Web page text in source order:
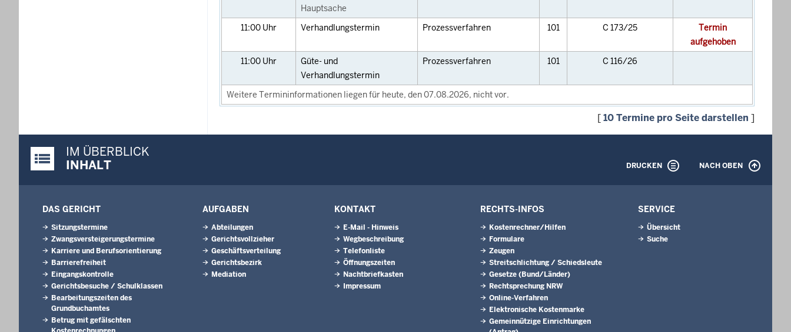
Hauptsache
11:00 Uhr Verhandlungstermin Prozessverfahren 101 C 173/25
Termin
aufgehoben
11:00 Uhr
Güte- und
Verhandlungstermin
Prozessverfahren 101 C 116/26
Weitere Termininformationen liegen für heute, den 07.08.2026, nicht vor.
[10 Termine pro Seite darstellen ]
Justiz-Portal im Überblick:
IM ÜBERBLICK
INHALT
DRUCKEN NACH OBEN
DAS GERICHT
Sitzungstermine
Zwangsversteigerungs­termine
Karriere und Berufsorientierung
Barrierefreiheit
Eingangskontrolle
Gerichtsbesuche / Schulklassen
Bearbeitungszeiten des
Grundbuchamtes
Betrug mit gefälschten
AUFGABEN
Abteilungen
Gerichtsvollzieher
Geschäftsverteilung
Gerichtsbezirk
Mediation
KONTAKT
E-Mail - Hinweis
Wegbeschreibung
Telefonliste
Öffnungszeiten
Nachtbriefkasten
Impressum
RECHTS-INFOS
Kostenrechner/Hilfen
Formulare
Zeugen
Streitschlichtung / Schiedsleute
Gesetze (Bund/Länder)
Rechtsprechung NRW
Online-Verfahren
Elektronische Kostenmarke
Gemeinnützige Einrichtungen
SERVICE
Übersicht
Suche